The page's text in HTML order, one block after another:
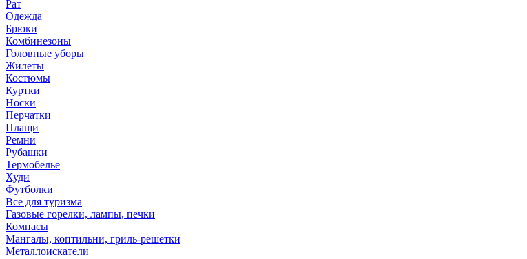
Рат
Одежда
Брюки
Комбинезоны
Головные уборы
Жилеты
Костюмы
Куртки
Носки
Перчатки
Плащи
Ремни
Рубашки
Термобелье
Худи
Футболки
Все для туризма
Газовые горелки, лампы, печки
Компасы
Мангалы, коптильни, гриль-решетки
Металлоискатели